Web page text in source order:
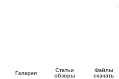
Галерея
Статьи
обзоры
Файлы
скачать